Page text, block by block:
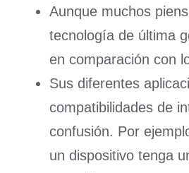
Aunque muchos
tecnología de última
en comparación con
Sus diferentes
compatibilidades de
confusión. Por
un dispositivo tenga